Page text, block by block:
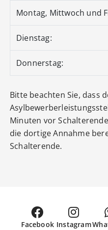
Montag, Mittwoch und
Dienstag:
Donnerstag:
Bitte beachten Sie, dass
Minuten vor
die dortige Annahme
Schalterende.
Facebook Instagram